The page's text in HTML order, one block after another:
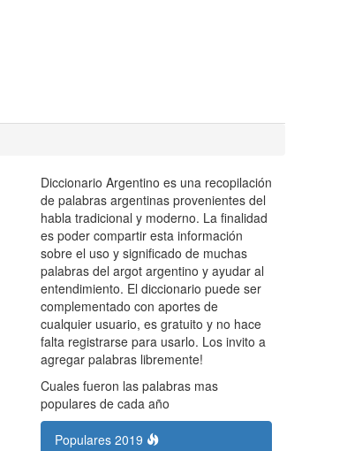
Diccionario Argentino es una recopilación
de palabras argentinas provenientes del
habla tradicional y moderno. La finalidad
es poder compartir esta información
sobre el uso y significado de muchas
palabras del argot argentino y ayudar al
entendimiento. El diccionario puede ser
complementado con aportes de
cualquier usuario, es gratuito y no hace
falta registrarse para usarlo. Los invito a
agregar palabras libremente!
Cuales fueron las palabras mas
populares de cada año
Populares 2019